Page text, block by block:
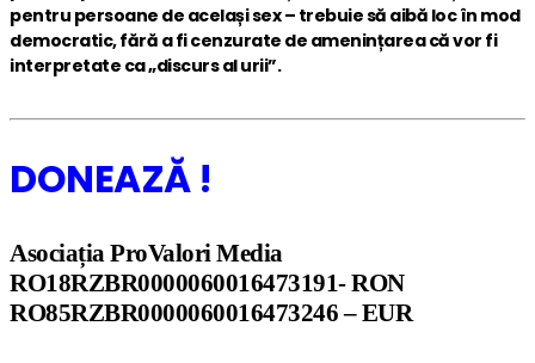
pentru persoane de același sex – trebuie să aibă loc în mod
democratic, fără a fi cenzurate de amenințarea că vor fi
interpretate ca „discurs al urii”.
DONEAZĂ !
Asociația ProValori Media
RO18RZBR0000060016473191- RON
RO85RZBR0000060016473246 – EUR